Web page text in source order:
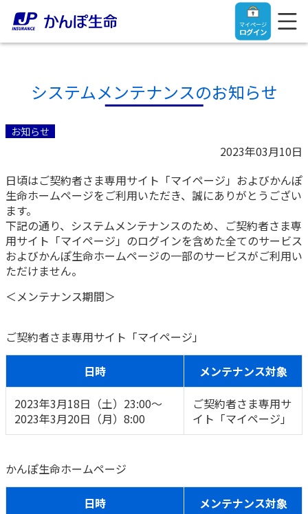
マイページ
ログイン
トップ
マイページログイン
入院保険金・手術保険金のご請求
お手続き一覧
きっかけ・できごとから探す
マイページでできること
保険をご検討中のお客さま
保険をご検討中のお客さま
終身保険
養老保険
学資保険
長寿支援保険
資料請求
法人のお客さま
【まずはご相談ください】企業経営でお悩みの方はこ
ちら
法人のお客さま向け商品一覧
目的から探す
お役立ち情報
かんぽ生命の団体取扱い
法人向け資料請求
お問い合わせ先
お役立ち情報
かんぽのLifeサポートナビ
医療
かんぽ生命について
かんぽ生命について
経営理念・経営戦略
よくあるご質問
お問い合わせ
株主・投資家のみなさまへ
システムメンテナンスのお知らせ
お知らせ
2023年03月10日
日頃はご契約者さま専用サイト「マイページ」およびかんぽ
生命ホームページをご利用いただき、誠にありがとうござい
ます。
下記の通り、システムメンテナンスのため、ご契約者さま専
用サイト「マイページ」のログインを含めた全てのサービス
およびかんぽ生命ホームページの一部のサービスがご利用い
ただけません。
＜メンテナンス期間＞
ご契約者さま専用サイト「マイページ」
日時
メンテナンス対象
2023年3月18日（土）23:00～
2023年3月20日（月）8:00
ご契約者さま専用サ
イト「マイページ」
かんぽ生命ホームページ
日時
メンテナンス対象